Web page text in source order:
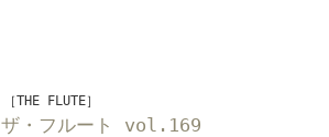
［THE FLUTE］
ザ・フルート vol.169